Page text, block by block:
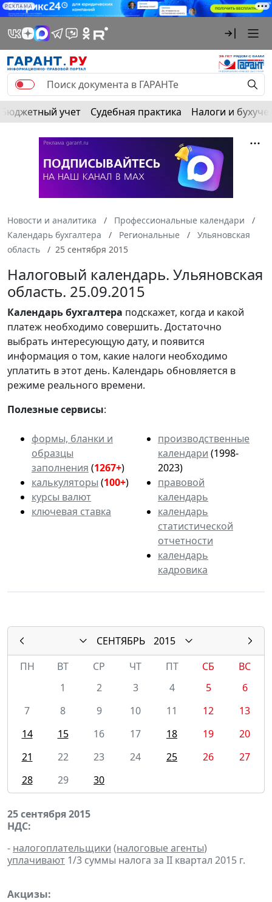
РЕКЛАМА
Бюджетный учет Судебная практика Налоги и
Новости и аналитика
Профессиональные календари
Календарь бухгалтера
Региональные
Ульяновская
область
25 сентября 2015
Налоговый календарь. Ульяновская
область. 25.09.2015
Календарьбухгалтера подскажет, когда и какой
платеж необходимо совершить. Достаточно
выбрать интересующую дату, и появится
информация о том, какие налоги необходимо
уплатить в этот день. Календарь обновляется в
режиме реального времени.
Полезные сервисы:
формы, бланки и
образцы
заполнения (1267+)
калькуляторы (100+)
курсы валют
ключевая ставка
производственные
календари (1998-
2023)
правовой
календарь
календарь
статистической
отчетности
календарь
кадровика
СЕНТЯБРЬ
2015
ПН
ВТ СР ЧТ ПТ СБ
ВС
1
2 3 4 5
6
7
8 9 10 11 12
13
14
15 16 17 18 19
20
21
22 23 24 25 26
27
28
29 30
25 сентября 2015
НДС:
- налогоплательщики (налоговые агенты)
уплачивают 1/3 суммы налога за II квартал 2015 г.
Акцизы: